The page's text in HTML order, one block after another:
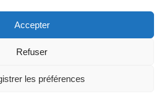
Accepter
Refuser
les préférences
des Jeunes de Boucherville.